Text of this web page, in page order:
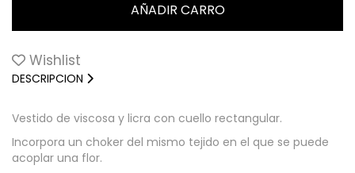
Wishlist
DESCRIPCION
Vestido de viscosa y licra con cuello rectangular.
Incorpora un choker del mismo tejido en el que se puede
acoplar una flor.